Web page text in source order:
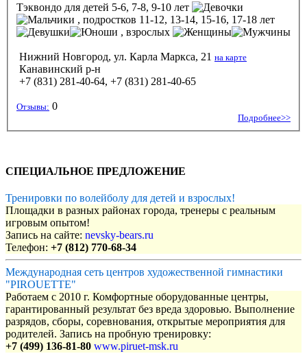
Тэквондо для детей 5-6, 7-8, 9-10 лет
, подростков 11-12, 13-14, 15-16, 17-18 лет
, взрослых
Нижний Новгород, ул. Карла Маркса, 21 на карте
Канавинский р-н
+7 (831) 281-40-64, +7 (831) 281-40-65
Отзывы: 0
Подробнее>>
СПЕЦИАЛЬНОЕ ПРЕДЛОЖЕНИЕ
Тренировки по волейболу для детей и взрослых!
Площадки в разных районах города, тренеры с реальным
игровым опытом!
Запись на сайте: nevsky-bears.ru
Телефон: +7 (812) 770-68-34
Международная сеть центров художественной гимнастики
"PIROUETTE"
Работаем с 2010 г. Комфортные оборудованные центры,
гарантированный результат без вреда здоровью. Выполнение
разрядов, сборы, соревнования, открытые мероприятия для
родителей. Запись на пробную тренировку:
+7 (499) 136-81-80 www.piruet-msk.ru